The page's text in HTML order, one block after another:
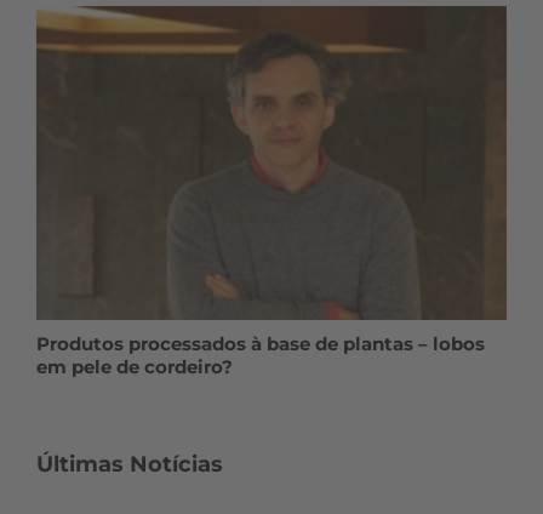
Produtos processados à base de plantas – lobos
em pele de cordeiro?
Últimas Notícias